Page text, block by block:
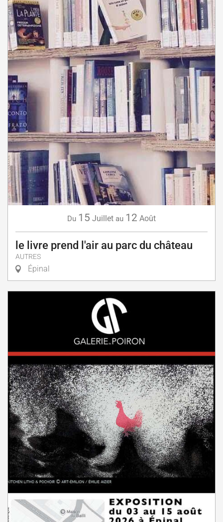
Du 15 Juillet au 12 Août
le livre prend l'air au parc du château
AUTRES
Épinal